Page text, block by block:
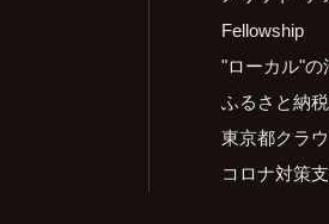
Fellowship
"ローカル"の
ふるさと納
東京都クラ
コロナ対策